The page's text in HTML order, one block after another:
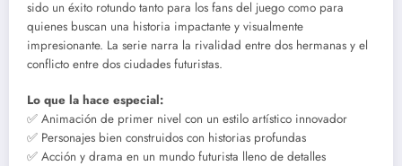
sido un éxito rotundo tanto para los fans del juego como para
quienes buscan una historia impactante y visualmente
impresionante. La serie narra la rivalidad entre dos hermanas y el
conflicto entre dos ciudades futuristas.
Lo que la hace especial:
✅ Animación de primer nivel con un estilo artístico innovador
✅ Personajes bien construidos con historias profundas
✅ Acción y drama en un mundo futurista lleno de detalles